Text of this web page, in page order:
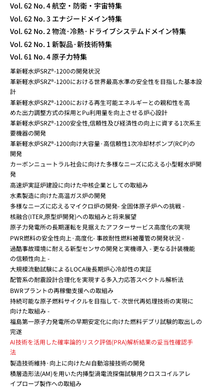
Vol. 62 No. 4 航空・防衛・宇宙特集
Vol. 62 No. 3 エナジードメイン特集
Vol. 62 No. 2 物流·冷熱·ドライブシステムドメイン特集
Vol. 62 No. 1 新製品·新技術特集
Vol. 61 No. 4 原子力特集
革新軽水炉SRZ®-1200の開発状況
革新軽水炉SRZ®-1200における世界最高水準の安全性を目指した基本設
計
革新軽水炉SRZ®-1200における再生可能エネルギーとの親和性を高
めた出力調整方式の採用とPu利用量を向上させる炉心設計
革新軽水炉SRZ®-1200安全性,信頼性及び経済性の向上に資する1次系主
要機器の開発
革新軽水炉SRZ®-1200向け大容量·高信頼性1次冷却材ポンプ(RCP)の
開発
カーボンニュートラル社会に向けた多様なニーズに応える小型軽水炉開
発
高速炉実証炉建設に向けた中核企業としての取組み
水素製造に向けた高温ガス炉の開発
多様なニーズに応えるマイクロ炉の開発- 全固体原子炉への挑戦 -
核融合(ITER,原型炉開発)への取組みと将来展望
原子力発電所の長期運転を見据えたアフターサービス高度化の実現
PWR燃料の安全性向上·高度化- 事故耐性燃料被覆管の開発状況 -
過酷事故環境に耐える新型センサの開発と実機導入 - 更なる計装機能
の信頼性向上 -
大規模流動試験によるLOCA後長期炉心冷却性の実証
配管系の耐震設計合理化を実現する多入力応答スペクトル解析法
BWRプラントの再稼働支援への取組み
持続可能な原子燃料サイクルを目指して- 次世代再処理技術の実現に
向けた取組み -
福島第一原子力発電所の早期安定化に向けた燃料デブリ試験的取出しの
完遂
AI技術を活用した確率論的リスク評価(PRA)解析結果の妥当性確認手
法
製造技術維持·向上に向けたAI自動溶接技術の開発
積層造形法(AM)を用いた内挿型渦電流探傷試験用クロスコイルアレ
イプローブ製作への取組み